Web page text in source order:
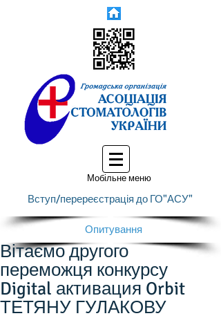
Мобільне меню
Вступ/перереєстрація до ГО"АСУ"
Опитування
Вітаємо другого
переможця конкурсу
Digital активация Orbit
ТЕТЯНУ ГУЛАКОВУ